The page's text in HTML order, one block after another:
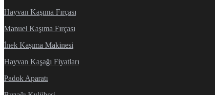
Hayvan Kaşıma Fırçası
Manuel Kaşıma Fırçası
İnek Kaşıma Makinesi
Hayvan Kaşağı Fiyatları
Padok Aparatı